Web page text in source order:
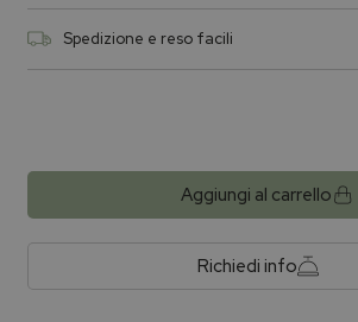
Spedizione e reso facili
Aggiungi al carrello
Richiedi info